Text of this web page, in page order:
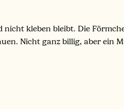
kleben bleibt. Die
Nicht ganz billig, aber ein